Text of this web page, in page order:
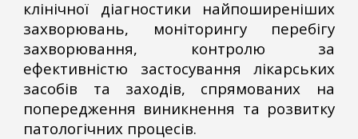
клінічної діагностики найпоширеніших
захворювань, моніторингу перебігу
захворювання, контролю за
ефективністю застосування лікарських
засобів та заходів, спрямованих на
попередження виникнення та розвитку
патологічних процесів.